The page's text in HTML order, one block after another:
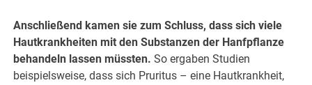
Anschließend kamen sie zum Schluss, dass sich viele
Hautkrankheiten mit den Substanzen der Hanfpflanze
behandeln lassen müssten. So ergaben Studien
beispielsweise, dass sich Pruritus – eine Hautkrankheit,